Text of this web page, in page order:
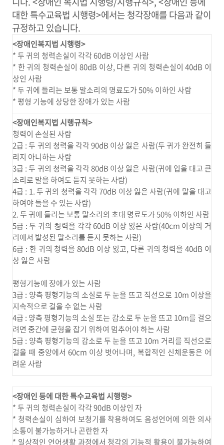
대한 특수교육법 시행령>에서는 청각장애를 다음과 같이
규정하고 있습니다.
<장애인복지법 시행령>
* 두 귀의 청력손실이 각각 60dB 이상인 사람
* 한 귀의 청력손실이 80dB 이상, 다른 귀의 청력손실이 40dB 이
상인 사람
* 두 귀에 들리는 보통 말소리의 명료도가 50% 이하인 사람
* 평형 기능에 상당한 장애가 있는 사람
<장애인복지법 시행규칙>
청력이 손실된 사람
2급 : 두 귀의 청력을 각각 90dB 이상 잃은 사람(두 귀가 완전히 들
리지 아니하는 사람
3급 : 두 귀의 청력을 각각 80dB 이상 잃은 사람(귀에 입을 대고 큰
소리로 말을 하여도 듣지 못하는 사람)
4급 : 1. 두 귀의 청력을 각각 70dB 이상 잃은 사람(귀에 말을 대고
하여야 들을 수 있는 사람)
2. 두 귀에 들리는 보통 말소리의 초대 명료도가 50% 이하인 사람
5급 : 두 귀의 쳥력을 각각 60dB 이상 잃은 사람(40cm 이상의 거
리에서 발성된 말소리를 듣지 못하는 사람)
6급 : 한 귀의 청력을 80dB 이상 잃고, 다른 귀의 청력을 40dB 이
상 잃은 사람
평형기능에 장애가 있는 사람
3급 : 양측 평형기능의 소실로 두 눈을 뜨고 직선으로 10m 이상을
지속적으로 걸을 수 없는 사람
4급 : 양측 평형기능의 소실 또는 감소로 두 눈을 뜨고 10m를 걸으
려면 중간에 균형을 잡기 위하여 멈추어야 하는 사람
5급 : 양측 평형기능의 감소로 두 눈을 뜨고 10m 거리를 직선으로
걸을 때 중앙에서 60cm 이상 벗어나며, 복합적인 신체운동은 어
려운 사람
<장애인 등에 대한 특수교육법 시행령>
* 두 귀의 청력손실이 각각 90dB 이상인 자
* 청력손실이 심하여 보청기를 착용하여도 음성언어에 의한 의사
소통이 불가능하거나 곤란한 자
* 일상적인 언어생활 과정에서 청각의 기능적 활용이 불가능하여